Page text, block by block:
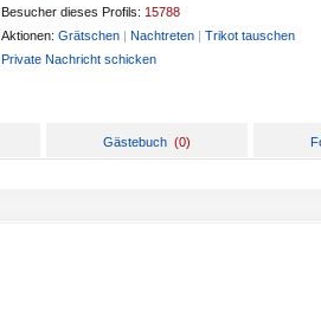
Besucher dieses Profils: 15788
Aktionen: Grätschen | Nachtreten | Trikot tauschen
Private Nachricht schicken
Gästebuch (0)